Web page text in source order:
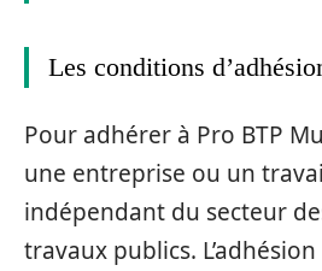
Les conditions
Pour adhérer à Pro BTP
une entreprise ou un
indépendant du secteur
travaux publics.